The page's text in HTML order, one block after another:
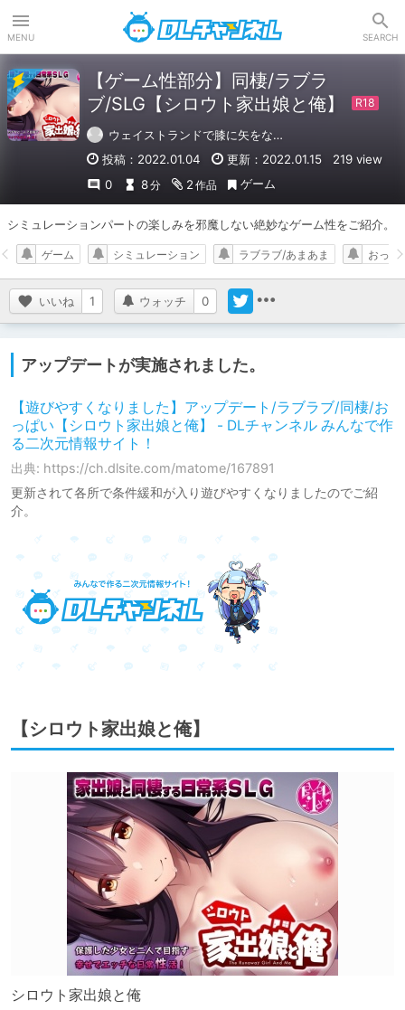
MENU SEARCH
【ゲーム性部分】同棲/ラブラ
ブ/SLG【シロウト家出娘と俺】
ウェイストランドで膝に矢をな…
投稿：2022.01.04
更新：2022.01.15
219 view
0
8分 2 作品 ゲーム
シミュレーションパートの楽しみを邪魔しない絶妙なゲーム性をご紹介。
いいね 1 ウォッチ 0
ゲーム シミュレーション ラブラブ/あまあま おっぱ
アップデートが実施されました。
【遊びやすくなりました】アップデート/ラブラブ/同棲/お
っぱい【シロウト家出娘と俺】 - DLチャンネル みんなで作
る二次元情報サイト！
出典: https://ch.dlsite.com/matome/167891
更新されて各所で条件緩和が入り遊びやすくなりましたのでご紹
介。
【シロウト家出娘と俺】
シロウト家出娘と俺